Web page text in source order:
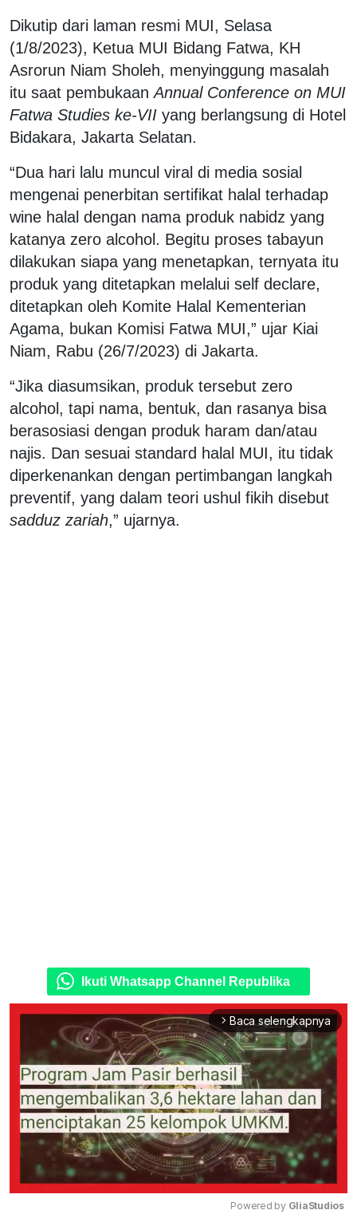
Dikutip dari laman resmi MUI, Selasa
(1/8/2023), Ketua MUI Bidang Fatwa, KH
Asrorun Niam Sholeh, menyinggung masalah
itu saat pembukaanAnnual Conference on MUI
Fatwa Studies ke-VII yang berlangsung di Hotel
Bidakara, Jakarta Selatan.
“Dua hari lalu muncul viral di media sosial
mengenai penerbitan sertifikat halal terhadap
wine halal dengan nama produk nabidz yang
katanya zero alcohol. Begitu proses tabayun
dilakukan siapa yang menetapkan, ternyata itu
produk yang ditetapkan melalui self declare,
ditetapkan oleh Komite Halal Kementerian
Agama, bukan Komisi Fatwa MUI,” ujar Kiai
Niam, Rabu (26/7/2023) di Jakarta.
“Jika diasumsikan, produk tersebut zero
alcohol, tapi nama, bentuk, dan rasanya bisa
berasosiasi dengan produk haram dan/atau
najis. Dan sesuai standard halal MUI, itu tidak
diperkenankan dengan pertimbangan langkah
preventif, yang dalam teori ushul fikih disebut
sadduz zariah,” ujarnya.
Ikuti Whatsapp Channel Republika
arrow_forward_ios Baca selengkapnya
Powered by GliaStudios